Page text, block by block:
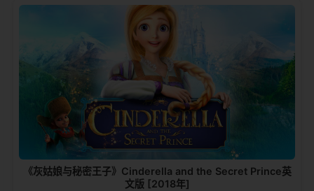
《灰姑娘与秘密王子》Cinderella and the Secret Prince英
文版 [2018年]